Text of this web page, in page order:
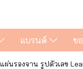
แบรนด์ ข
แผ่นรองจาน รูปตัวเลข